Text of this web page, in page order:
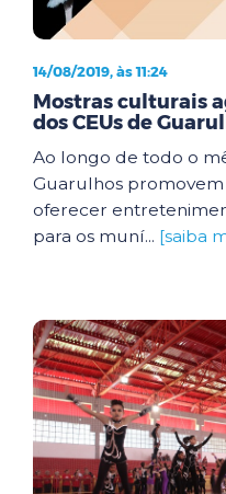
14/08/2019, às 11:24
Mostras culturais
dos CEUs de
Ao longo de todo o
Guarulhos
oferecer
para os muní... [saiba